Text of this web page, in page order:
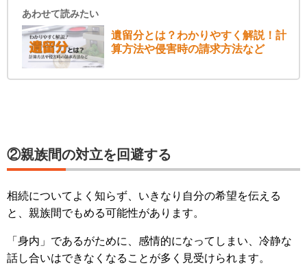
あわせて読みたい
遺留分とは？わかりやすく解説！計
算方法や侵害時の請求方法など
②親族間の対立を回避する
相続についてよく知らず、いきなり自分の希望を伝える
と、親族間でもめる可能性があります。
「身内」であるがために、感情的になってしまい、冷静な
話し合いはできなくなることが多く見受けられます。